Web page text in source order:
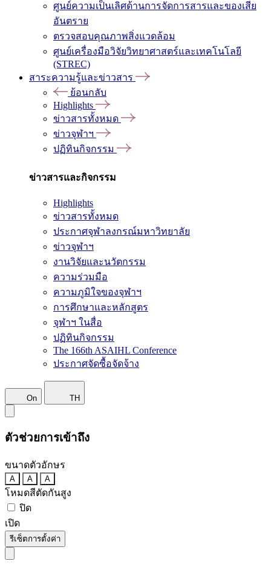
ศูนย์ความเป็นเลิศด้านการจัดการสารและของเสีย
อันตราย
ตรวจสอบคุณภาพสิ่งแวดล้อม
ศูนย์เครื่องมือวิจัยวิทยาศาสตร์และเทคโนโลยี
(STREC)
สาระความรู้และข่าวสาร
ย้อนกลับ
Highlights
ข่าวสารทั้งหมด
ข่าวจุฬาฯ
ปฏิทินกิจกรรม
ข่าวสารและกิจกรรม
Highlights
ข่าวสารทั้งหมด
ประกาศจุฬาลงกรณ์มหาวิทยาลัย
ข่าวจุฬาฯ
งานวิจัยและนวัตกรรม
ความร่วมมือ
ความภูมิใจของจุฬาฯ
การศึกษาและหลักสูตร
จุฬาฯ ในสื่อ
ปฏิทินกิจกรรม
The 166th ASAIHL Conference
ประกาศจัดซื้อจัดจ้าง
On TH
ตัวช่วยการเข้าถึง
ขนาดตัวอักษร
A A A
โหมดสีตัดกันสูง
ปิด
เปิด
รีเซ็ตการตั้งค่า